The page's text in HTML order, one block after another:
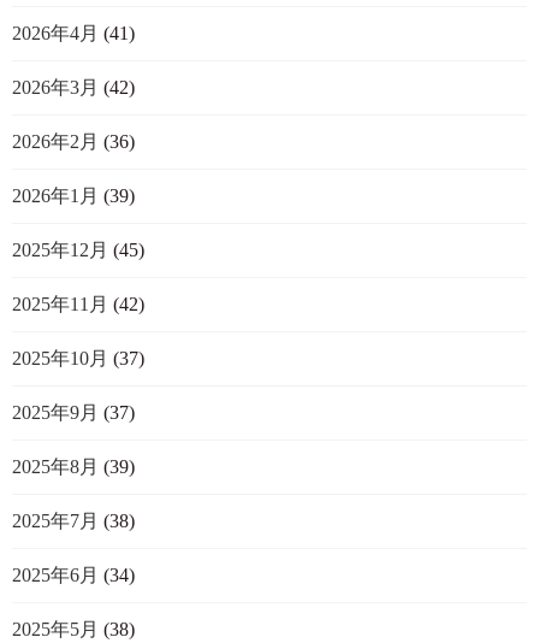
2026年4月 (41)
2026年3月 (42)
2026年2月 (36)
2026年1月 (39)
2025年12月 (45)
2025年11月 (42)
2025年10月 (37)
2025年9月 (37)
2025年8月 (39)
2025年7月 (38)
2025年6月 (34)
2025年5月 (38)